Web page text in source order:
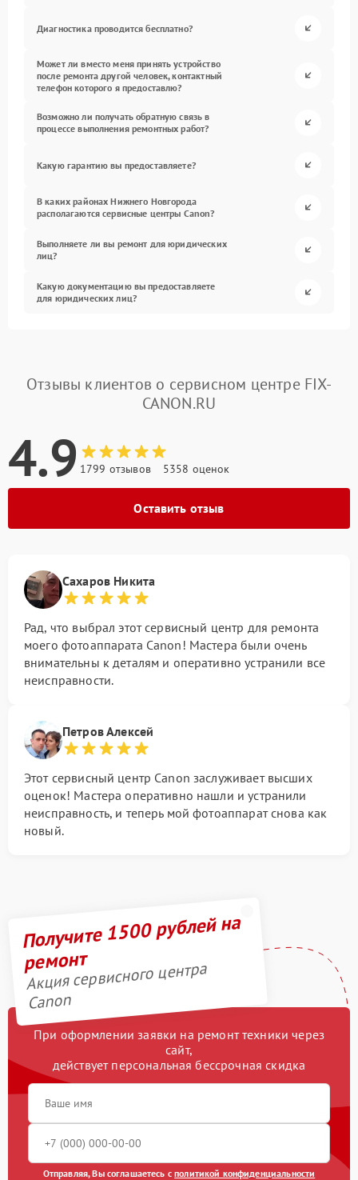
Диагностика проводится бесплатно?
Может ли вместо меня принять устройство
после ремонта другой человек, контактный
телефон которого я предоставлю?
Возможно ли получать обратную связь в
процессе выполнения ремонтных работ?
Какую гарантию вы предоставляете?
В каких районах Нижнего Новгорода
располагаются сервисные центры Canon?
Выполняете ли вы ремонт для юридических
лиц?
Какую документацию вы предоставляете
для юридических лиц?
Отзывы клиентов о сервисном центре FIX-
CANON.RU
4.9 1799 отзывов 5358 оценок
Оставить отзыв
Сахаров Никита
Рад, что выбрал этот сервисный центр для ремонта
моего фотоаппарата Canon! Мастера были очень
внимательны к деталям и оперативно устранили все
неисправности.
Петров Алексей
Этот сервисный центр Canon заслуживает высших
оценок! Мастера оперативно нашли и устранили
неисправность, и теперь мой фотоаппарат снова как
новый.
Получите 1500 рублей на
ремонт
Акция сервисного центра
Canon
При оформлении заявки на ремонт техники через
сайт,
действует персональная бессрочная скидка
Отправляя, Вы соглашаетесь сполитикой конфиденциальности